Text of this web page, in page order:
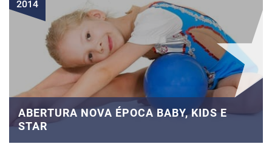
2014
ABERTURA NOVA ÉPOCA BABY, KIDS E
STAR